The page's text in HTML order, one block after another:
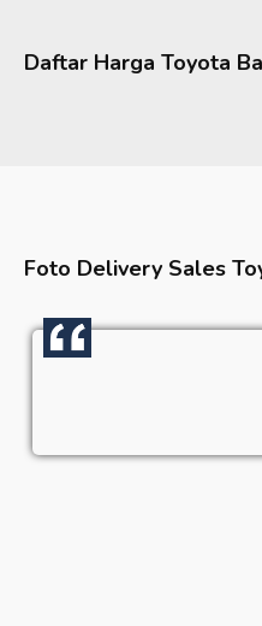
Daftar Harga Toyota
Foto Delivery Sales